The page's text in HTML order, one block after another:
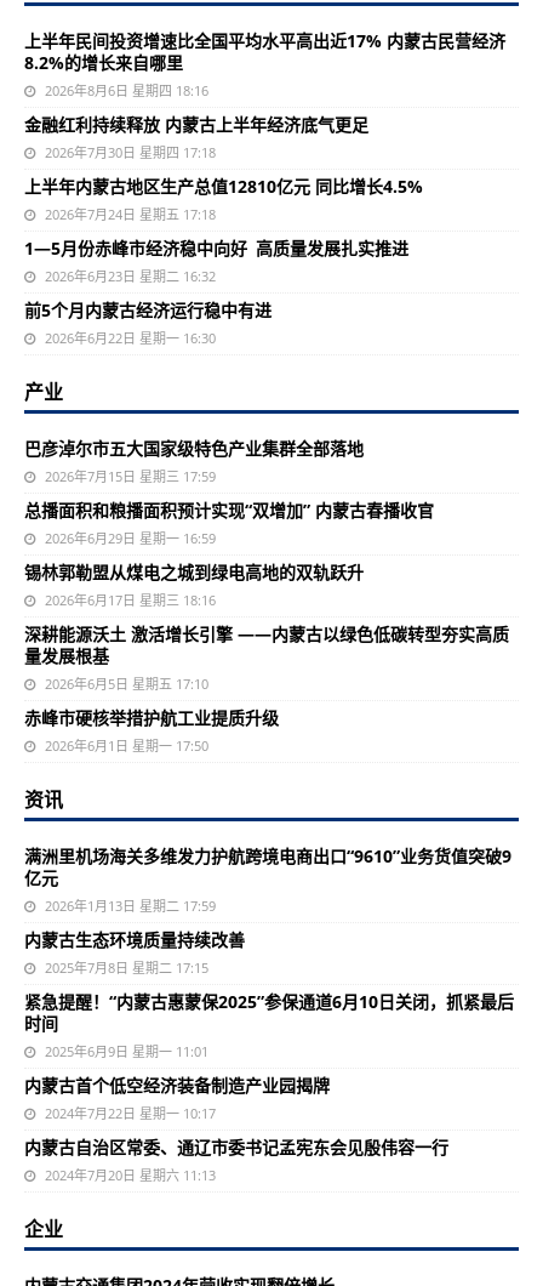
上半年民间投资增速比全国平均水平高出近17% 内蒙古民营经济
8.2%的增长来自哪里
2026年8月6日 星期四 18:16
金融红利持续释放 内蒙古上半年经济底气更足
2026年7月30日 星期四 17:18
上半年内蒙古地区生产总值12810亿元 同比增长4.5%
2026年7月24日 星期五 17:18
1—5月份赤峰市经济稳中向好 高质量发展扎实推进
2026年6月23日 星期二 16:32
前5个月内蒙古经济运行稳中有进
2026年6月22日 星期一 16:30
产业
巴彦淖尔市五大国家级特色产业集群全部落地
2026年7月15日 星期三 17:59
总播面积和粮播面积预计实现“双增加” 内蒙古春播收官
2026年6月29日 星期一 16:59
锡林郭勒盟从煤电之城到绿电高地的双轨跃升
2026年6月17日 星期三 18:16
深耕能源沃土 激活增长引擎 ——内蒙古以绿色低碳转型夯实高质
量发展根基
2026年6月5日 星期五 17:10
赤峰市硬核举措护航工业提质升级
2026年6月1日 星期一 17:50
资讯
满洲里机场海关多维发力护航跨境电商出口“9610”业务货值突破9
亿元
2026年1月13日 星期二 17:59
内蒙古生态环境质量持续改善
2025年7月8日 星期二 17:15
紧急提醒！“内蒙古惠蒙保2025”参保通道6月10日关闭，抓紧最后
时间
2025年6月9日 星期一 11:01
内蒙古首个低空经济装备制造产业园揭牌
2024年7月22日 星期一 10:17
内蒙古自治区常委、通辽市委书记孟宪东会见殷伟容一行
2024年7月20日 星期六 11:13
企业